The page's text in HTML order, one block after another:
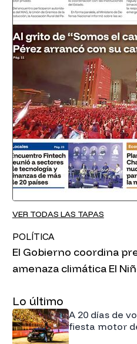
VER TODAS LAS TAPAS
POLÍTICA
El Gobierno coordina
amenaza climática El
Lo último
A 20 días de
fiesta motor